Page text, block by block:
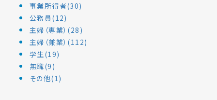
事業所得者(30)
公務員(12)
主婦（専業）(28)
主婦（兼業）(112)
学生(19)
無職(9)
その他(1)